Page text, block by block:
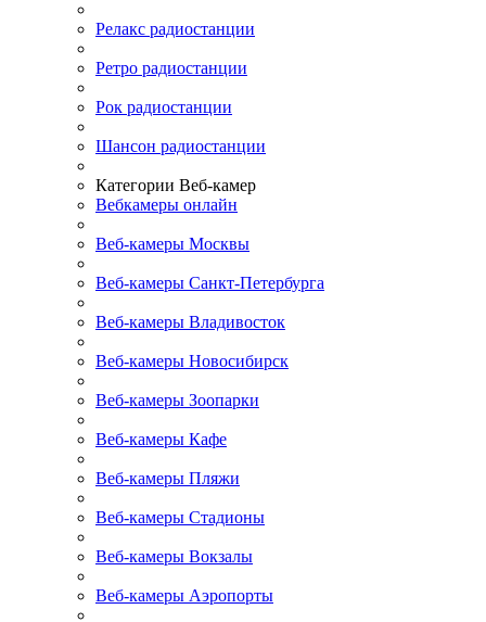
Релакс радиостанции
Ретро радиостанции
Рок радиостанции
Шансон радиостанции
Категории Веб-камер
Вебкамеры онлайн
Веб-камеры Москвы
Веб-камеры Санкт-Петербурга
Веб-камеры Владивосток
Веб-камеры Новосибирск
Веб-камеры Зоопарки
Веб-камеры Кафе
Веб-камеры Пляжи
Веб-камеры Стадионы
Веб-камеры Вокзалы
Веб-камеры Аэропорты